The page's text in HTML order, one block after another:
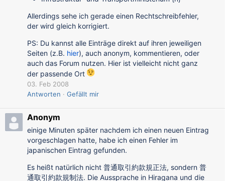
Allerdings sehe ich gerade einen Rechtschreibfehler,
der wird gleich korrigiert.
PS: Du kannst alle Einträge direkt auf ihren jeweiligen
Seiten (z.B. hier), auch anonym, kommentieren, oder
auch das Forum nutzen. Hier ist vielleicht nicht ganz
der passende Ort
03. Feb 2008
Antworten
Gefällt mir
Anonym
einige Minuten später nachdem ich einen neuen Eintrag
vorgeschlagen hatte, habe ich einen Fehler im
japanischen Eintrag gefunden.
Es heißt natürlich nicht 普通取引約款規正法, sondern 普
通取引約款規制法. Die Aussprache in Hiragana und die